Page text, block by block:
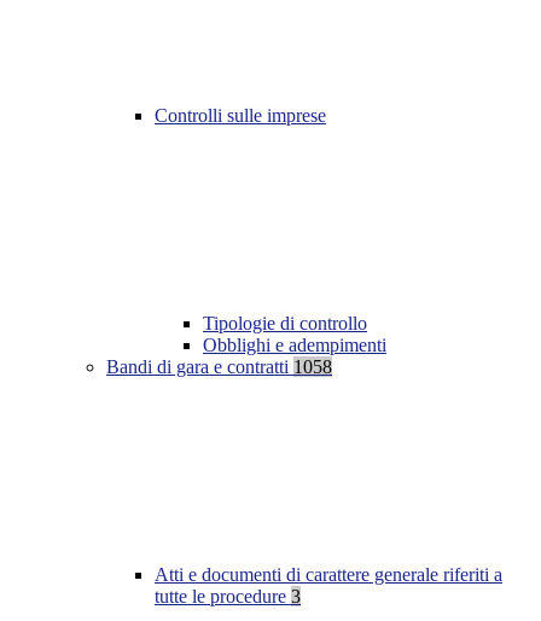
Controlli sulle imprese
Tipologie di controllo
Obblighi e adempimenti
Bandi di gara e contratti 1058
Atti e documenti di carattere generale riferiti a
tutte le procedure 3